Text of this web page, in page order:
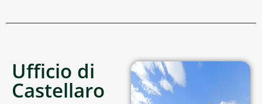
Ufficio di
Castellaro